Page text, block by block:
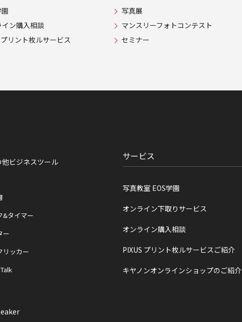
ン購入相談
リント枚ルサービス
写真展
マンスリーフォトコンテスト
セミナー
ビジネスツール
&タイマー
ー
リッカー
サービス
写真教室 EOS学園
オンライン下取りサービス
オンライン購入相談
PIXUS プリント枚ルサービスご紹介
キヤノンオンラインショップのご紹介